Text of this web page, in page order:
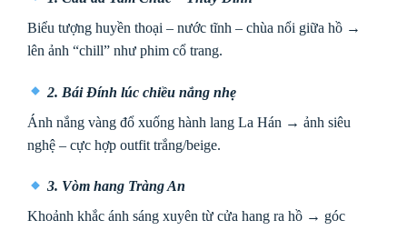
Biểu tượng huyền thoại – nước tĩnh – chùa nổi giữa hồ →
lên ảnh “chill” như phim cổ trang.
2. Bái Đính lúc chiều nắng nhẹ
Ánh nắng vàng đổ xuống hành lang La Hán → ảnh siêu
nghệ – cực hợp outfit trắng/beige.
3. Vòm hang Tràng An
Khoảnh khắc ánh sáng xuyên từ cửa hang ra hồ → góc